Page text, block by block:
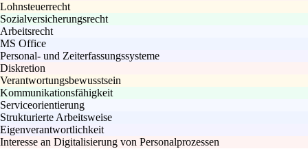
Lohnsteuerrecht
Sozialversicherungsrecht
Arbeitsrecht
MS Office
Personal- und Zeiterfassungssysteme
Diskretion
Verantwortungsbewusstsein
Kommunikationsfähigkeit
Serviceorientierung
Strukturierte Arbeitsweise
Eigenverantwortlichkeit
Interesse an Digitalisierung von Personalprozessen